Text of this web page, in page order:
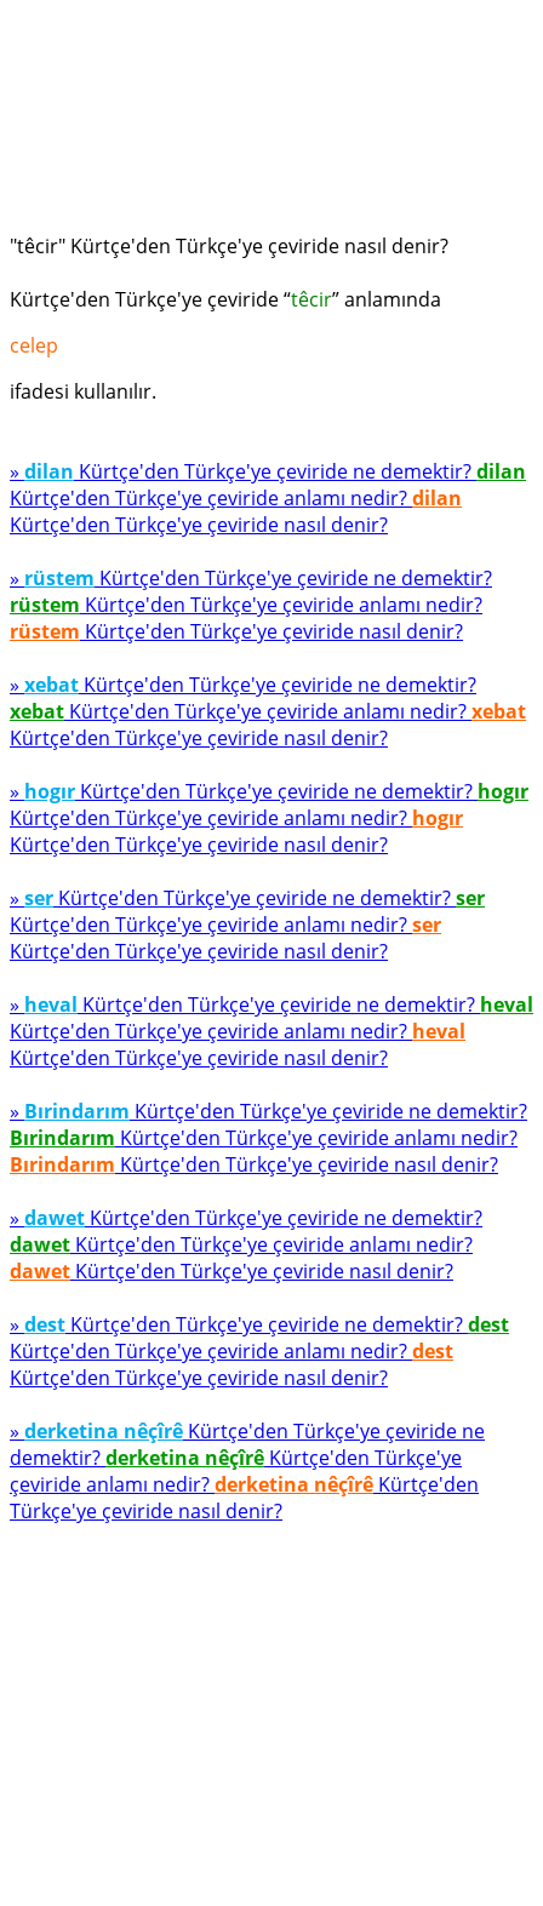
"têcir" Kürtçe'den Türkçe'ye çeviride nasıl denir?
Kürtçe'den Türkçe'ye çeviride “têcir” anlamında
celep
ifadesi kullanılır.
» dilan Kürtçe'den Türkçe'ye çeviride ne demektir?dilan
Kürtçe'den Türkçe'ye çeviride anlamı nedir?dilan
Kürtçe'den Türkçe'ye çeviride nasıl denir?
» rüstem Kürtçe'den Türkçe'ye çeviride ne demektir?
rüstem Kürtçe'den Türkçe'ye çeviride anlamı nedir?
rüstem Kürtçe'den Türkçe'ye çeviride nasıl denir?
» xebat Kürtçe'den Türkçe'ye çeviride ne demektir?
xebat Kürtçe'den Türkçe'ye çeviride anlamı nedir?xebat
Kürtçe'den Türkçe'ye çeviride nasıl denir?
» hogır Kürtçe'den Türkçe'ye çeviride ne demektir? hogır
Kürtçe'den Türkçe'ye çeviride anlamı nedir? hogır
Kürtçe'den Türkçe'ye çeviride nasıl denir?
» ser Kürtçe'den Türkçe'ye çeviride ne demektir?ser
Kürtçe'den Türkçe'ye çeviride anlamı nedir?ser
Kürtçe'den Türkçe'ye çeviride nasıl denir?
» heval Kürtçe'den Türkçe'ye çeviride ne demektir? heval
Kürtçe'den Türkçe'ye çeviride anlamı nedir? heval
Kürtçe'den Türkçe'ye çeviride nasıl denir?
» Bırindarım Kürtçe'den Türkçe'ye çeviride ne demektir?
Bırindarım Kürtçe'den Türkçe'ye çeviride anlamı nedir?
Bırindarım Kürtçe'den Türkçe'ye çeviride nasıl denir?
» dawet Kürtçe'den Türkçe'ye çeviride ne demektir?
dawet Kürtçe'den Türkçe'ye çeviride anlamı nedir?
dawet Kürtçe'den Türkçe'ye çeviride nasıl denir?
» dest Kürtçe'den Türkçe'ye çeviride ne demektir?dest
Kürtçe'den Türkçe'ye çeviride anlamı nedir?dest
Kürtçe'den Türkçe'ye çeviride nasıl denir?
» derketina nêçîrê Kürtçe'den Türkçe'ye çeviride ne
demektir?derketina nêçîrê Kürtçe'den Türkçe'ye
çeviride anlamı nedir?derketina nêçîrê Kürtçe'den
Türkçe'ye çeviride nasıl denir?